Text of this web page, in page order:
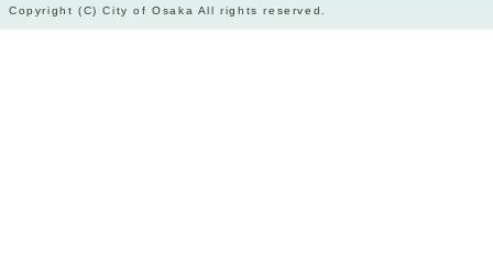
Copyright (C) City of Osaka All rights reserved.